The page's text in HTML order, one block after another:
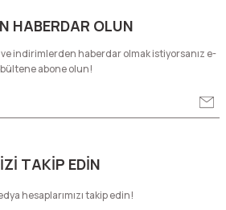
HABERDAR OLUN
indirimlerden haberdar olmak istiyorsanız e-
bültene abone olun!
TAKİP EDİN
hesaplarımızı takip edin!